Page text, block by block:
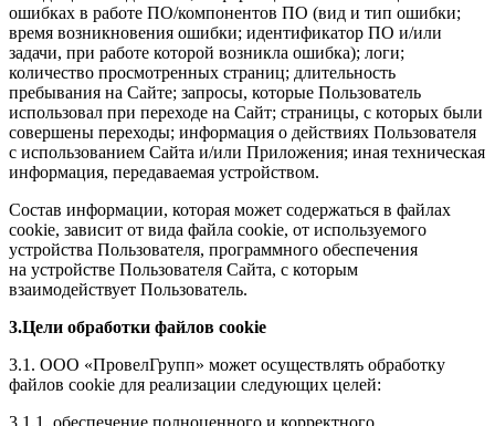
ошибках в работе ПО/компонентов ПО (вид и тип ошибки;
время возникновения ошибки; идентификатор ПО и/или
задачи, при работе которой возникла ошибка); логи;
количество просмотренных страниц; длительность
пребывания на Сайте; запросы, которые Пользователь
использовал при переходе на Сайт; страницы, с которых были
совершены переходы; информация о действиях Пользователя
с использованием Сайта и/или Приложения; иная техническая
информация, передаваемая устройством.
Состав информации, которая может содержаться в файлах
cookie, зависит от вида файла cookie, от используемого
устройства Пользователя, программного обеспечения
на устройстве Пользователя Сайта, с которым
взаимодействует Пользователь.
3.Цели обработки файлов cookie
3.1. ООО «ПровелГрупп» может осуществлять обработку
файлов cookie для реализации следующих целей: